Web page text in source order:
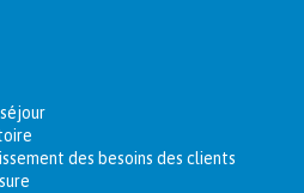
des besoins des clients